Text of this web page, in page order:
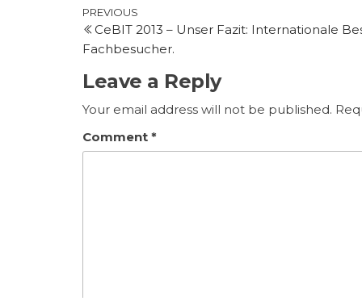
Post
navigation
Previous
Post
PREVIOUS
CeBIT 2013 – Unser Fazit: Internationale
Fachbesucher.
Leave a Reply
Your email address will not be published.
Comment *